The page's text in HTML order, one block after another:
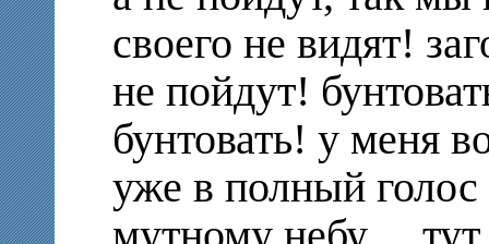
своего не видят!
не пойдут!
бунтовать! у меня
уже в полный голос